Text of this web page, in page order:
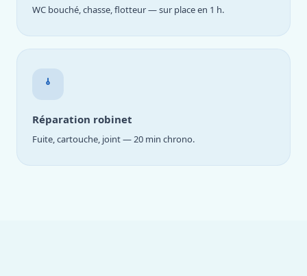
WC bouché, chasse, flotteur — sur place en 1 h.
Réparation robinet
Fuite, cartouche, joint — 20 min chrono.